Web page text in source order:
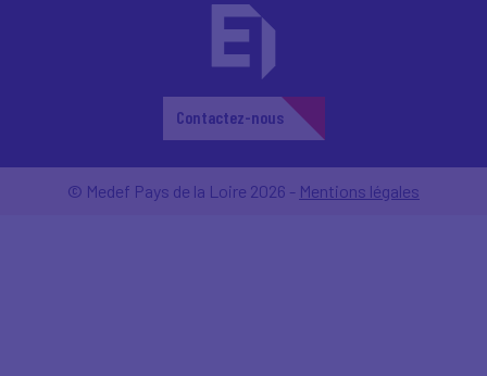
Contactez-nous
© Medef Pays de la Loire 2026 - Mentions légales